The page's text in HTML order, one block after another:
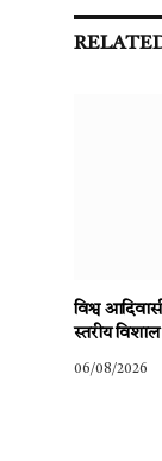
विश्व
स्तरीय
06/08/2026